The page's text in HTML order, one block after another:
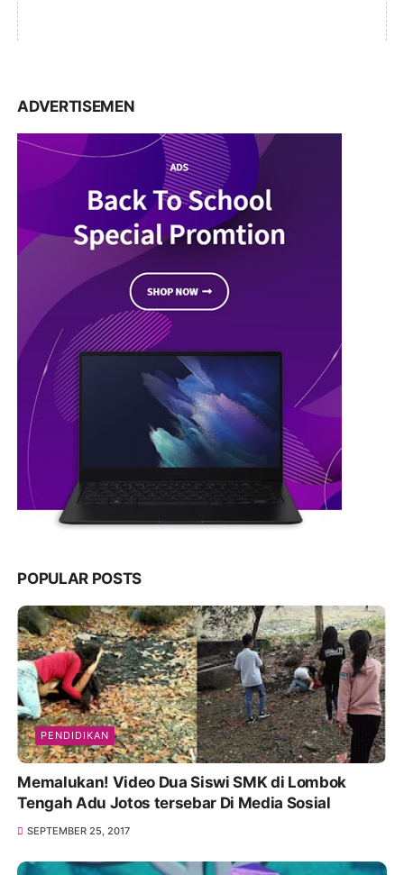
ADVERTISEMEN
POPULAR POSTS
PENDIDIKAN
Memalukan! Video Dua Siswi SMK di Lombok
Tengah Adu Jotos tersebar Di Media Sosial
SEPTEMBER 25, 2017